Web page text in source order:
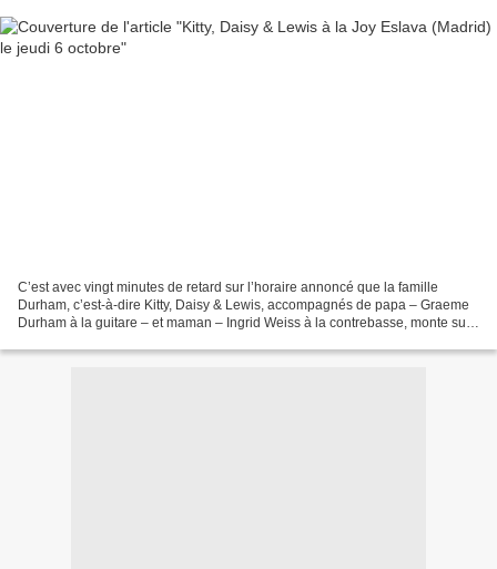
C’est avec vingt minutes de retard sur l’horaire annoncé que la famille
Durham, c’est-à-dire Kitty, Daisy & Lewis, accompagnés de papa – Graeme
Durham à la guitare – et maman – Ingrid Weiss à la contrebasse, monte sur